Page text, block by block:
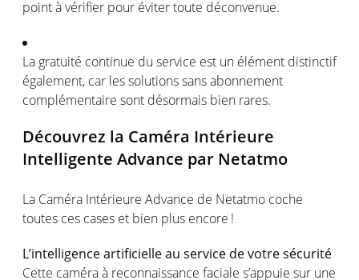
point àvérifier pour évitertoute déconvenue.
La gratuité continue du service est un élément distinctif
également, car les solutions sans abonnement
complémentaire sont désormais bien rares.
Découvrez la Caméra Intérieure
Intelligente Advance par Netatmo
La Caméra Intérieure Advance de Netatmo coche
toutes ces cases et bien plus encore !
L’intelligenceartificielleau service devotresécurité
Cette caméraà reconnaissance faciale s’appuie sur une